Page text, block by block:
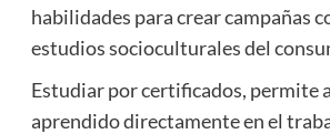
habilidades para crear campañas
estudios socioculturales del
Estudiar por certificados, permite
aprendido directamente en el